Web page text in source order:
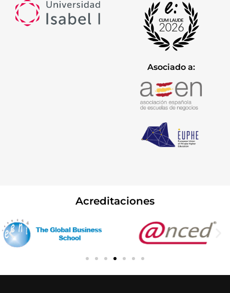
Asociado a:
Acreditaciones